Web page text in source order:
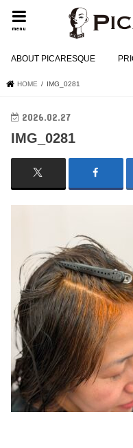
menu
ABOUT PICARESQUE
HOME IMG_0281
2026.02.27
IMG_0281